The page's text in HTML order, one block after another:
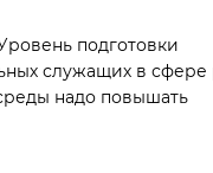
подготовки
служащих в сфере
надо повышать